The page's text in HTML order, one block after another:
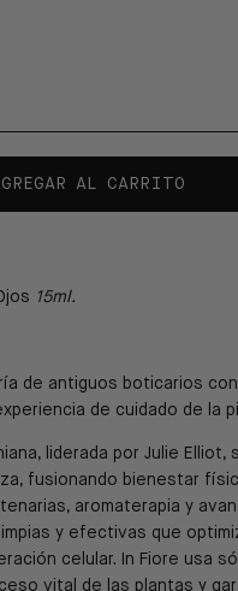
AL CARRITO
15ml.
de antiguos boticarios
de cuidado de la
liderada por Julie Elliot,
fusionando bienestar
aromaterapia y
y efectivas que
celular. In Fiore usa
vital de las plantas y